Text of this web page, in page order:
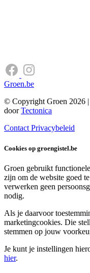
Groen.be
© Copyright Groen 2026 |
doorTectonica
ContactPrivacybeleid
Cookies op groengistel.be
Groen gebruikt
zijn om de website goed
verwerken geen
nodig.
Als je daarvoor
marketingcookies. Die
stemmen op jouw
Je kunt je instellingen
hier.